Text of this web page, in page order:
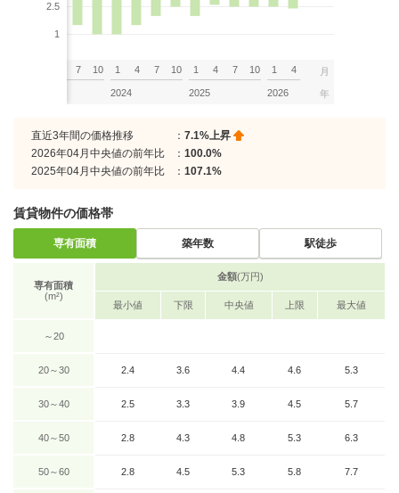
2.5
1
7 10 1 4 7 10
2024
1 4 7 10
2025
1 4
2026
月
年
直近3年間の価格推移 ： 7.1%上昇
2026年04月中央値の前年比
： 100.0%
2025年04月中央値の前年比
： 107.1%
賃貸物件の価格帯
専有面積 築年数 駅徒歩
専有面積
(m²)
金額(万円)
最小値 下限 中央値 上限 最大値
～20
20～30 2.4 3.6 4.4 4.6 5.3
30～40 2.5 3.3 3.9 4.5 5.7
40～50 2.8 4.3 4.8 5.3 6.3
50～60 2.8 4.5 5.3 5.8 7.7